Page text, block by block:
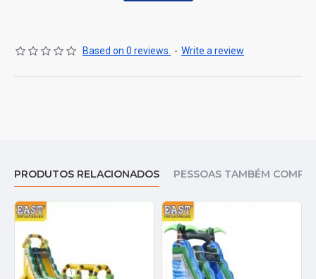
Based on 0 reviews. - Write a review
PRODUTOS RELACIONADOS PESSOAS TAMBÉM